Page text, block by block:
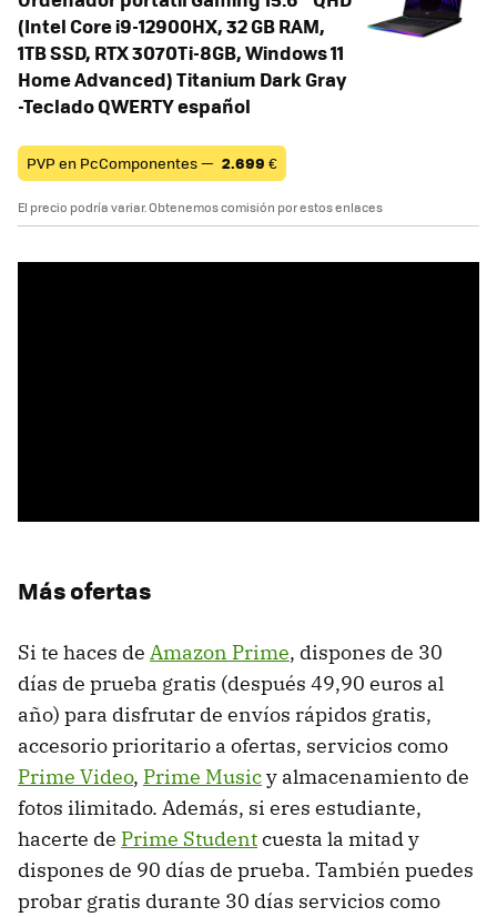
(Intel Core i9-12900HX, 32 GB RAM,
1TB SSD, RTX 3070Ti-8GB, Windows 11
Home Advanced) Titanium Dark Gray
-Teclado QWERTY español
PVP en PcComponentes — 2.699 €
El precio podría variar. Obtenemos comisión por estos enlaces
Más ofertas
Si te haces de Amazon Prime, dispones de 30
días de prueba gratis (después 49,90 euros al
año) para disfrutar de envíos rápidos gratis,
accesorio prioritario a ofertas, servicios como
Prime Video, Prime Musicy almacenamiento de
fotos ilimitado. Además, si eres estudiante,
hacerte de Prime Studentcuesta la mitad y
dispones de 90 días de prueba. También puedes
probar gratis durante 30 días servicios como